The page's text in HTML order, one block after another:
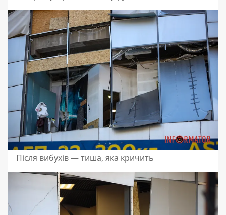
Після вибухів — тиша, яка кричить